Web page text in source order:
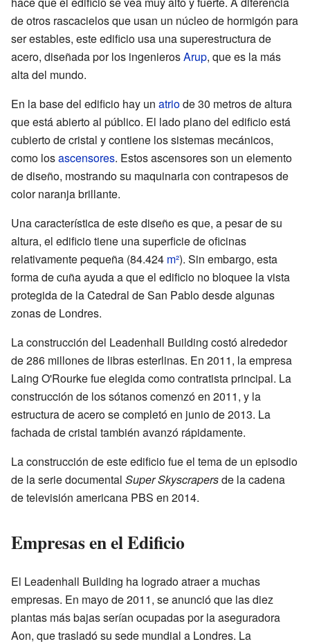
de otros rascacielos que usan un núcleo de hormigón para
ser estables, este edificio usa una superestructura de
acero, diseñada por los ingenierosArup, que es la más
alta del mundo.
En la base del edificio hay un atriode 30 metros de altura
que está abierto al público. El lado plano del edificio está
cubierto de cristal y contiene los sistemas mecánicos,
como losascensores. Estos ascensores son un elemento
de diseño, mostrando su maquinaria con contrapesos de
color naranja brillante.
Una característica de este diseño es que, a pesar de su
altura, el edificio tiene una superficie de oficinas
relativamente pequeña (84.424 m²). Sin embargo, esta
forma de cuña ayuda a que el edificio no bloquee la vista
protegida de la Catedral de San Pablo desde algunas
zonas de Londres.
La construcción del Leadenhall Building costó alrededor
de 286 millones de libras esterlinas. En 2011, la empresa
Laing O'Rourke fue elegida como contratista principal. La
construcción de los sótanos comenzó en 2011, y la
estructura de acero se completó en junio de 2013. La
fachada de cristal también avanzó rápidamente.
La construcción de este edificio fue el tema de un episodio
de la serie documental Super Skyscrapersde la cadena
de televisión americana PBS en 2014.
Empresas en el Edificio
El Leadenhall Building ha logrado atraer a muchas
empresas. En mayo de 2011, se anunció que las diez
plantas más bajas serían ocupadas por la aseguradora
Aon, que trasladó su sede mundial a Londres. La